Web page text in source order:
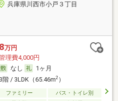
兵庫県川西市小戸３丁目
8万円
理費4,000円
なし
1ヶ月
3階 / 3LDK（65.46m2）
ファミリー
バス・トイレ別